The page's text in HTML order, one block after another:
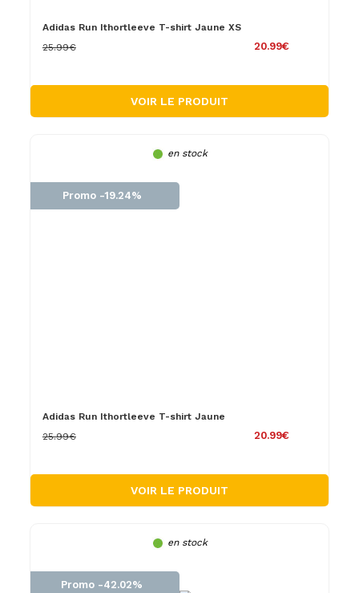
Adidas Run Ithortleeve T-shirt Jaune XS
20.99€
25.99€
VOIR LE PRODUIT
en stock
Promo -19.24%
Adidas Run Ithortleeve T-shirt Jaune
20.99€
25.99€
VOIR LE PRODUIT
en stock
Promo -42.02%